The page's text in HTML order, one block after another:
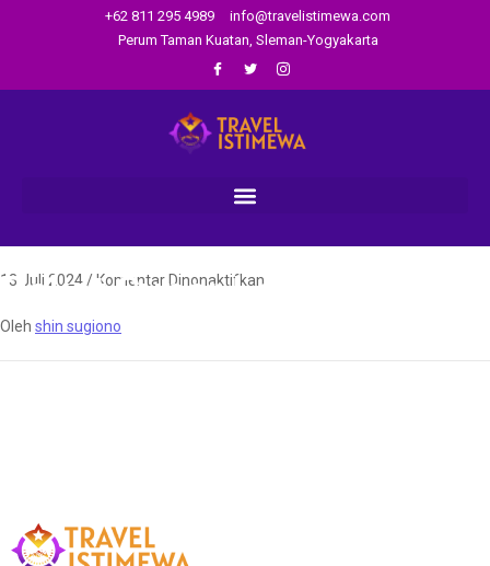
+62 811 295 4989
info@travelistimewa.com
Perum Taman Kuatan, Sleman-Yogyakarta
Paket Super Long
13 Juli 2024/Komentar Dinonaktifkan
Oleh shin sugiono